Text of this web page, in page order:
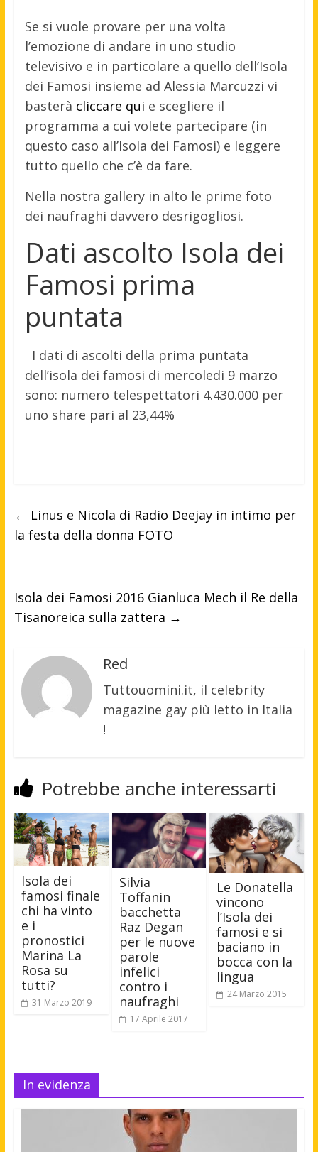
Se si vuole provare per una volta
l’emozione di andare in uno studio
televisivo e in particolare a quello dell’Isola
dei Famosi insieme ad Alessia Marcuzzi vi
basterà cliccare qui e scegliere il
programma a cui volete partecipare (in
questo caso all’Isola dei Famosi) e leggere
tutto quello che c’è da fare.
Nella nostra gallery in alto le prime foto
dei naufraghi davvero desrigogliosi.
Dati ascolto Isola dei
Famosi prima
puntata
I dati di ascolti della prima puntata
dell’isola dei famosi di mercoledi 9 marzo
sono: numero telespettatori 4.430.000 per
uno share pari al 23,44%
← Linus e Nicola di Radio Deejay in intimo per
la festa della donna FOTO
Isola dei Famosi 2016 Gianluca Mech il Re della
Tisanoreica sulla zattera →
Red
Tuttouomini.it, il celebrity
magazine gay più letto in Italia
!
Potrebbe anche interessarti
Isola dei
famosi finale
chi ha vinto
e i
pronostici
Marina La
Rosa su
tutti?
31 Marzo 2019
Silvia
Toffanin
bacchetta
Raz Degan
per le nuove
parole
infelici
contro i
naufraghi
17 Aprile 2017
Le Donatella
vincono
l’Isola dei
famosi e si
baciano in
bocca con la
lingua
24 Marzo 2015
In evidenza